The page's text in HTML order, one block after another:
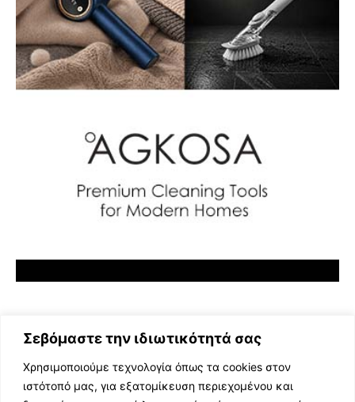
Σεβόμαστε την ιδιωτικότητά σας
Χρησιμοποιούμε τεχνολογία όπως τα cookies στον
ιστότοπό μας, για εξατομίκευση περιεχομένου και